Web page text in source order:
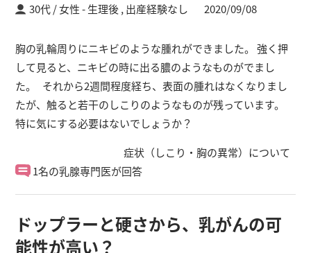
30代 / 女性 生理後 , 出産経験なし 2020/09/08
胸の乳輪周りにニキビのような腫れができました。 強く押
して見ると、ニキビの時に出る膿のようなものがでまし
た。 それから2週間程度経ち、表面の腫れはなくなりまし
たが、触ると若干のしこりのようなものが残っています。
特に気にする必要はないでしょうか？
症状（しこり・胸の異常）について
1名の乳腺専門医が回答
ドップラーと硬さから、乳がんの可
能性が高い？